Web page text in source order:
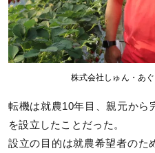
株式会社しゅん・あ
転機は就農10年目、親元から
を設立したことだった。
設立の目的は就農希望者のた